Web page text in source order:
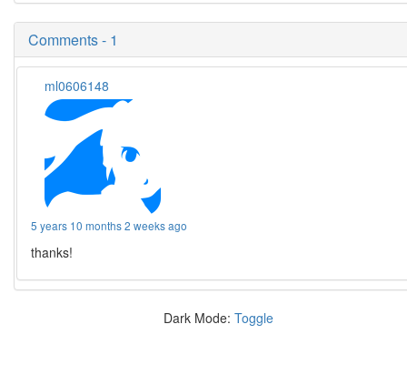
Comments - 1
ml0606148
5 years 10 months 2 weeks ago
thanks!
Dark Mode: Toggle